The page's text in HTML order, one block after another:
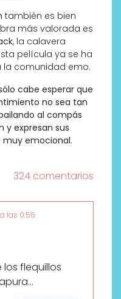
también es bien
más valorada es
, la calavera
película ya se ha
la comunidad emo.
cabe esperar que
no sea tan
al compás
y expresan sus
muy emocional.
324 comentarios
las 0:56
los flequillos